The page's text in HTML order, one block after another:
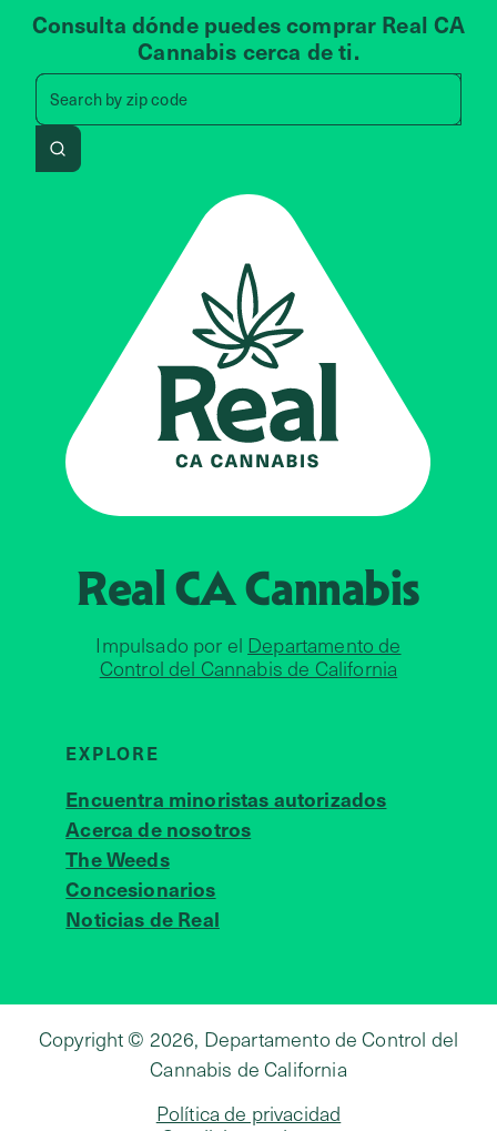
Consulta dónde puedes comprar Real CA
Cannabis cerca de ti.
Search by zip code
Search by zip code, address,
Search
Real CACannabis
Impulsado por el Departamento de
Control del Cannabis de California
EXPLORE
Encuentra minoristas autorizados
Acerca de nosotros
The Weeds
Concesionarios
Noticias de Real
Copyright © 2026, Departamento de Control del
Cannabis de California
Política de privacidad